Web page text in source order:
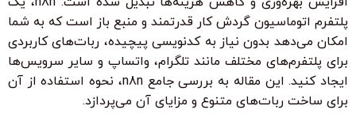
پلتفرم اتوماسیون گردش کار قدرتمند و منبع باز است که به شما
امکان می‌دهد بدون نیاز به کدنویسی پیچیده، ربات‌های کاربردی
برای پلتفرم‌های مختلف مانند تلگرام، واتساپ و سایر سرویس‌ها
ایجاد کنید. این مقاله به بررسی جامع n8n، نحوه استفاده از آن
برای ساخت ربات‌های متنوع و مزایای آن می‌پردازد.